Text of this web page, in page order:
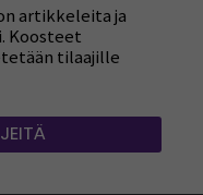
artikkeleita ja
Koosteet
tilaajille